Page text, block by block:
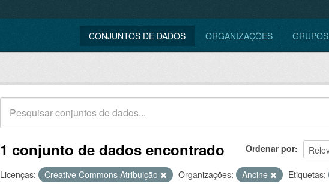
CONJUNTOS DE DADOS ORGANIZAÇÕES GRUPOS
Ordenar por
1 conjunto de dados encontrado
Licenças: Creative Commons Atribuição Organizações: Ancine Etiquetas: